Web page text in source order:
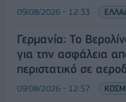
09/08/2026 - 12:33
Γερμανία: Το
για την ασφάλεια
περιστατικό σε
09/08/2026 - 12:57